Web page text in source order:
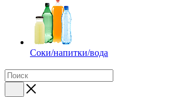
Соки/напитки/вода